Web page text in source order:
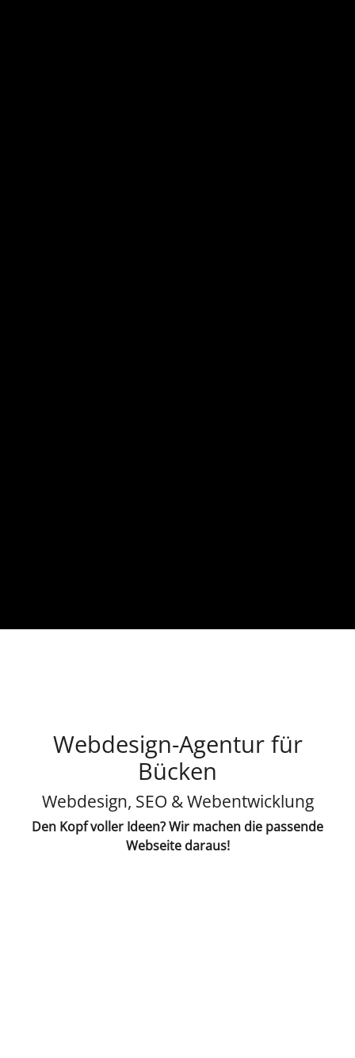
Webdesign-Agentur für
Bücken
Webdesign, SEO & Webentwicklung
Den Kopf voller Ideen? Wir machen die passende
Webseite daraus!